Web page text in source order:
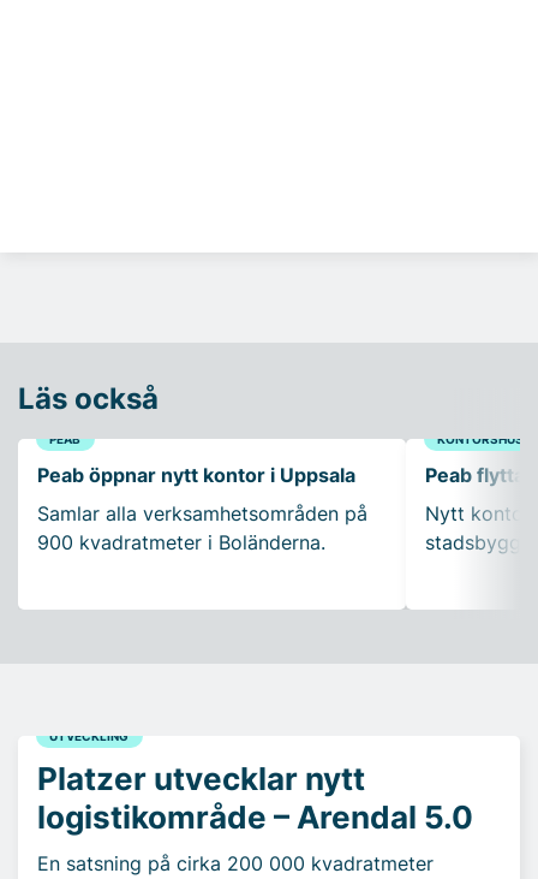
Läs också
PEAB
Peab öppnar nytt kontor i Uppsala
Samlar alla verksamhetsområden på
900 kvadratmeter i Boländerna.
KONTORSHUS
Peab
Nytt kontor
UTVECKLING
Platzer utvecklar nytt
logistikområde – Arendal 5.0
En satsning på cirka 200 000 kvadratmeter